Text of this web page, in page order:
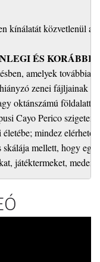
kínálatát közvetlenül a
ÉS KORÁBBI
amelyek
zenei fájljainak
oktánszámú földalatti
Cayo Perico
mindez elérhető
skálája mellett, hogy
játéktermeket,